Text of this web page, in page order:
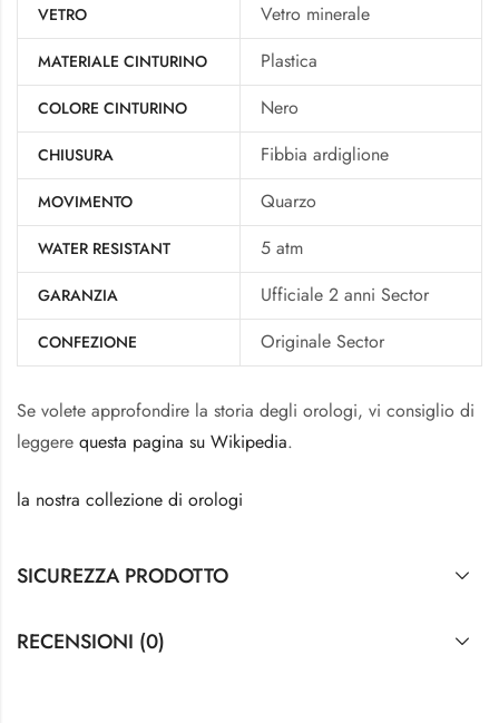
VETRO Vetro minerale
MATERIALE CINTURINO Plastica
COLORE CINTURINO Nero
CHIUSURA Fibbia ardiglione
MOVIMENTO Quarzo
WATER RESISTANT 5 atm
GARANZIA Ufficiale 2 anni Sector
CONFEZIONE Originale Sector
Se volete approfondire la storia degli orologi, vi consiglio di
leggere questa pagina su Wikipedia.
la nostra collezione di orologi
SICUREZZA PRODOTTO
RECENSIONI (0)